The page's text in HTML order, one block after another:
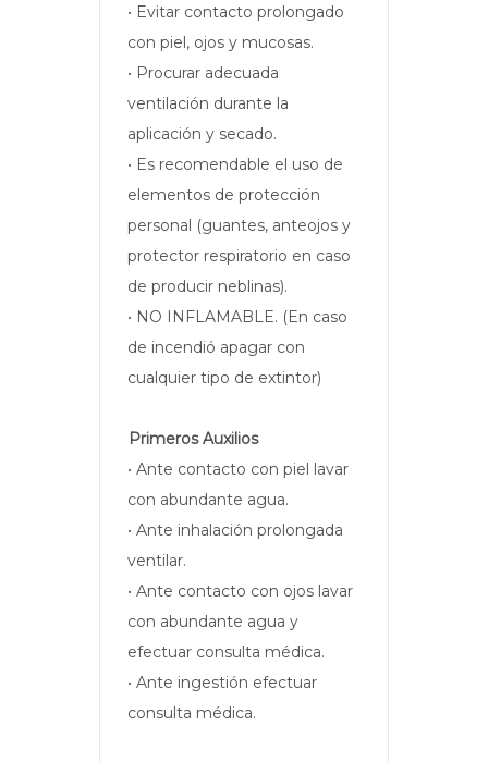
• Evitar contacto prolongado
con piel, ojos y mucosas.
• Procurar adecuada
ventilación durante la
aplicación y secado.
• Es recomendable el uso de
elementos de protección
personal (guantes, anteojos y
protector respiratorio en caso
de producir neblinas).
• NO INFLAMABLE. (En caso
de incendió apagar con
cualquier tipo de extintor)
Primeros Auxilios
• Ante contacto con piel lavar
con abundante agua.
• Ante inhalación prolongada
ventilar.
• Ante contacto con ojos lavar
con abundante agua y
efectuar consulta médica.
• Ante ingestión efectuar
consulta médica.